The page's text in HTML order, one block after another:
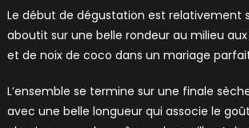
Le début de dégustation est relativement
aboutit sur une belle rondeur au milieu
et de noix de coco dans un mariage
L’ensemble se termine sur une finale
avec une belle longueur qui associe le